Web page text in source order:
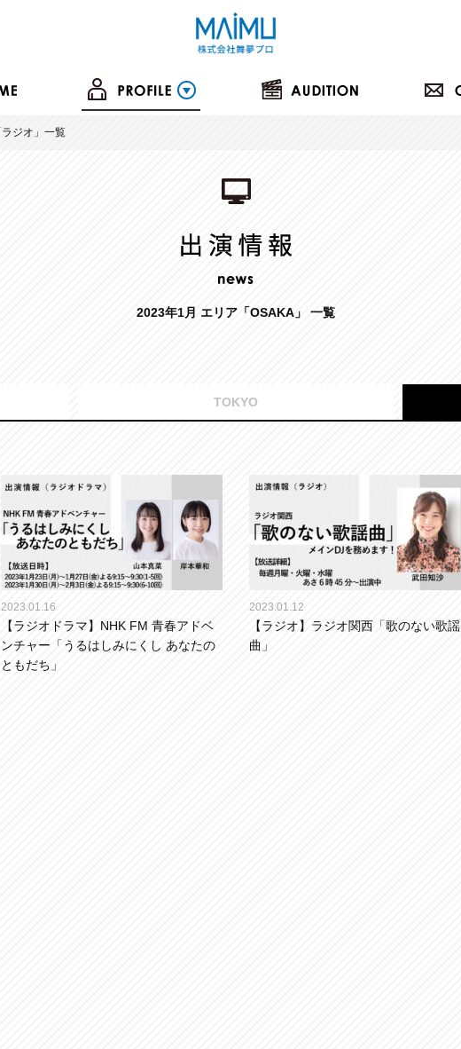
ラジオ 」一覧
2023年1月 エリア「OSAKA」 一覧
TOKYO
2023.01.16
【ラジオドラマ】NHK FM 青春アドベ
ンチャー「うるはしみにくし あなたの
ともだち」
2023.01.12
【ラジオ】ラジオ関西「歌のない歌謡
曲」